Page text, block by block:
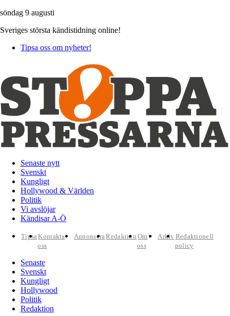
söndag 9 augusti
Sveriges största kändistidning online!
Tipsa oss om nyheter!
Senaste nytt
Svenskt
Kungligt
Hollywood & Världen
Politik
Vi avslöjar
Kändisar A-Ö
TipsaKontakta
oss
AnnonseraRedaktion Om
oss
Arkiv Redaktionell
policy
Senaste
Svenskt
Kungligt
Hollywood
Politik
Redaktion